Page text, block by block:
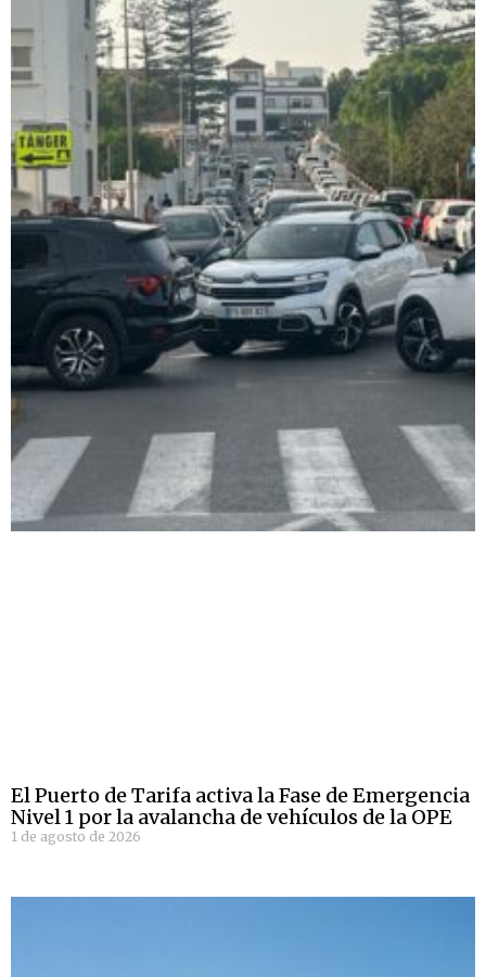
El Puerto de Tarifa activa la Fase de Emergencia
Nivel 1 por la avalancha de vehículos de la OPE
1 de agosto de 2026